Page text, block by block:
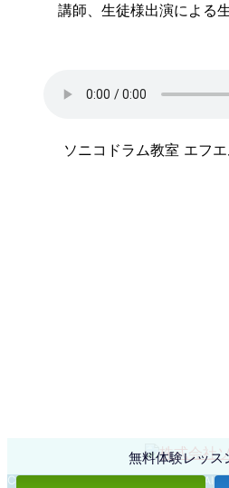
講師、生徒様出演による
ソニコドラム教室 エフ
Copyright © SONICO Corporation,All
無料体験レッス